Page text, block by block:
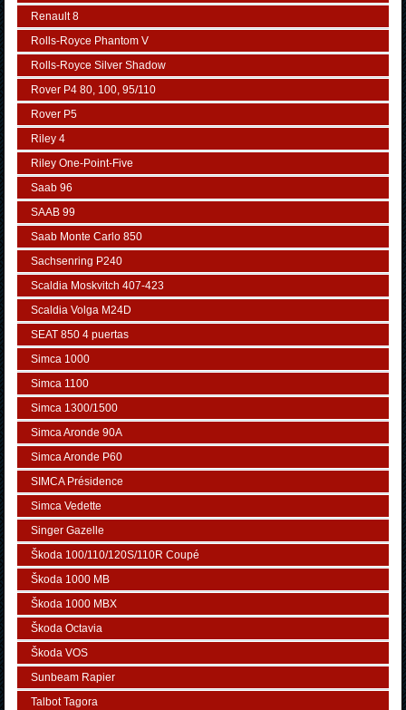
Renault 8
Rolls-Royce Phantom V
Rolls-Royce Silver Shadow
Rover P4 80, 100, 95/110
Rover P5
Riley 4
Riley One-Point-Five
Saab 96
SAAB 99
Saab Monte Carlo 850
Sachsenring P240
Scaldia Moskvitch 407-423
Scaldia Volga M24D
SEAT 850 4 puertas
Simca 1000
Simca 1100
Simca 1300/1500
Simca Aronde 90A
Simca Aronde P60
SIMCA Présidence
Simca Vedette
Singer Gazelle
Škoda 100/110/120S/110R Coupé
Škoda 1000 MB
Škoda 1000 MBX
Škoda Octavia
Škoda VOS
Sunbeam Rapier
Talbot Tagora